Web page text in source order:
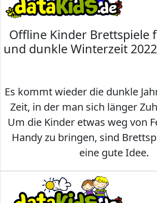
Offline Kinder Brettspiele
und dunkle Winterzeit
Es kommt wieder die dunkle
Zeit, in der man sich länger
Um die Kinder etwas weg von
Handy zu bringen, sind
eine gute Idee.